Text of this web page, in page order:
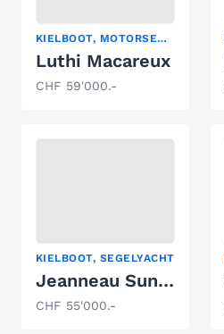
KIELBOOT, MOTORSEGLER, REGATTABOOT
Luthi Macareux
CHF 59'000.-
KIELBOOT, SEGELYACHT
Jeanneau Sun Odyssey 30i
CHF 55'000.-